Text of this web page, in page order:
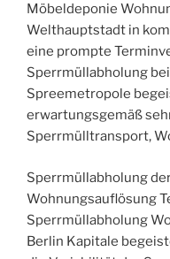
Möbeldeponie
Welthauptstadt in
eine prompte
Sperrmüllabholung
Spreemetropole
erwartungsgemäß
Sperrmülltransport,
Sperrmüllabholung
Wohnungsauflösung
Sperrmüllabholung
Berlin Kapitale